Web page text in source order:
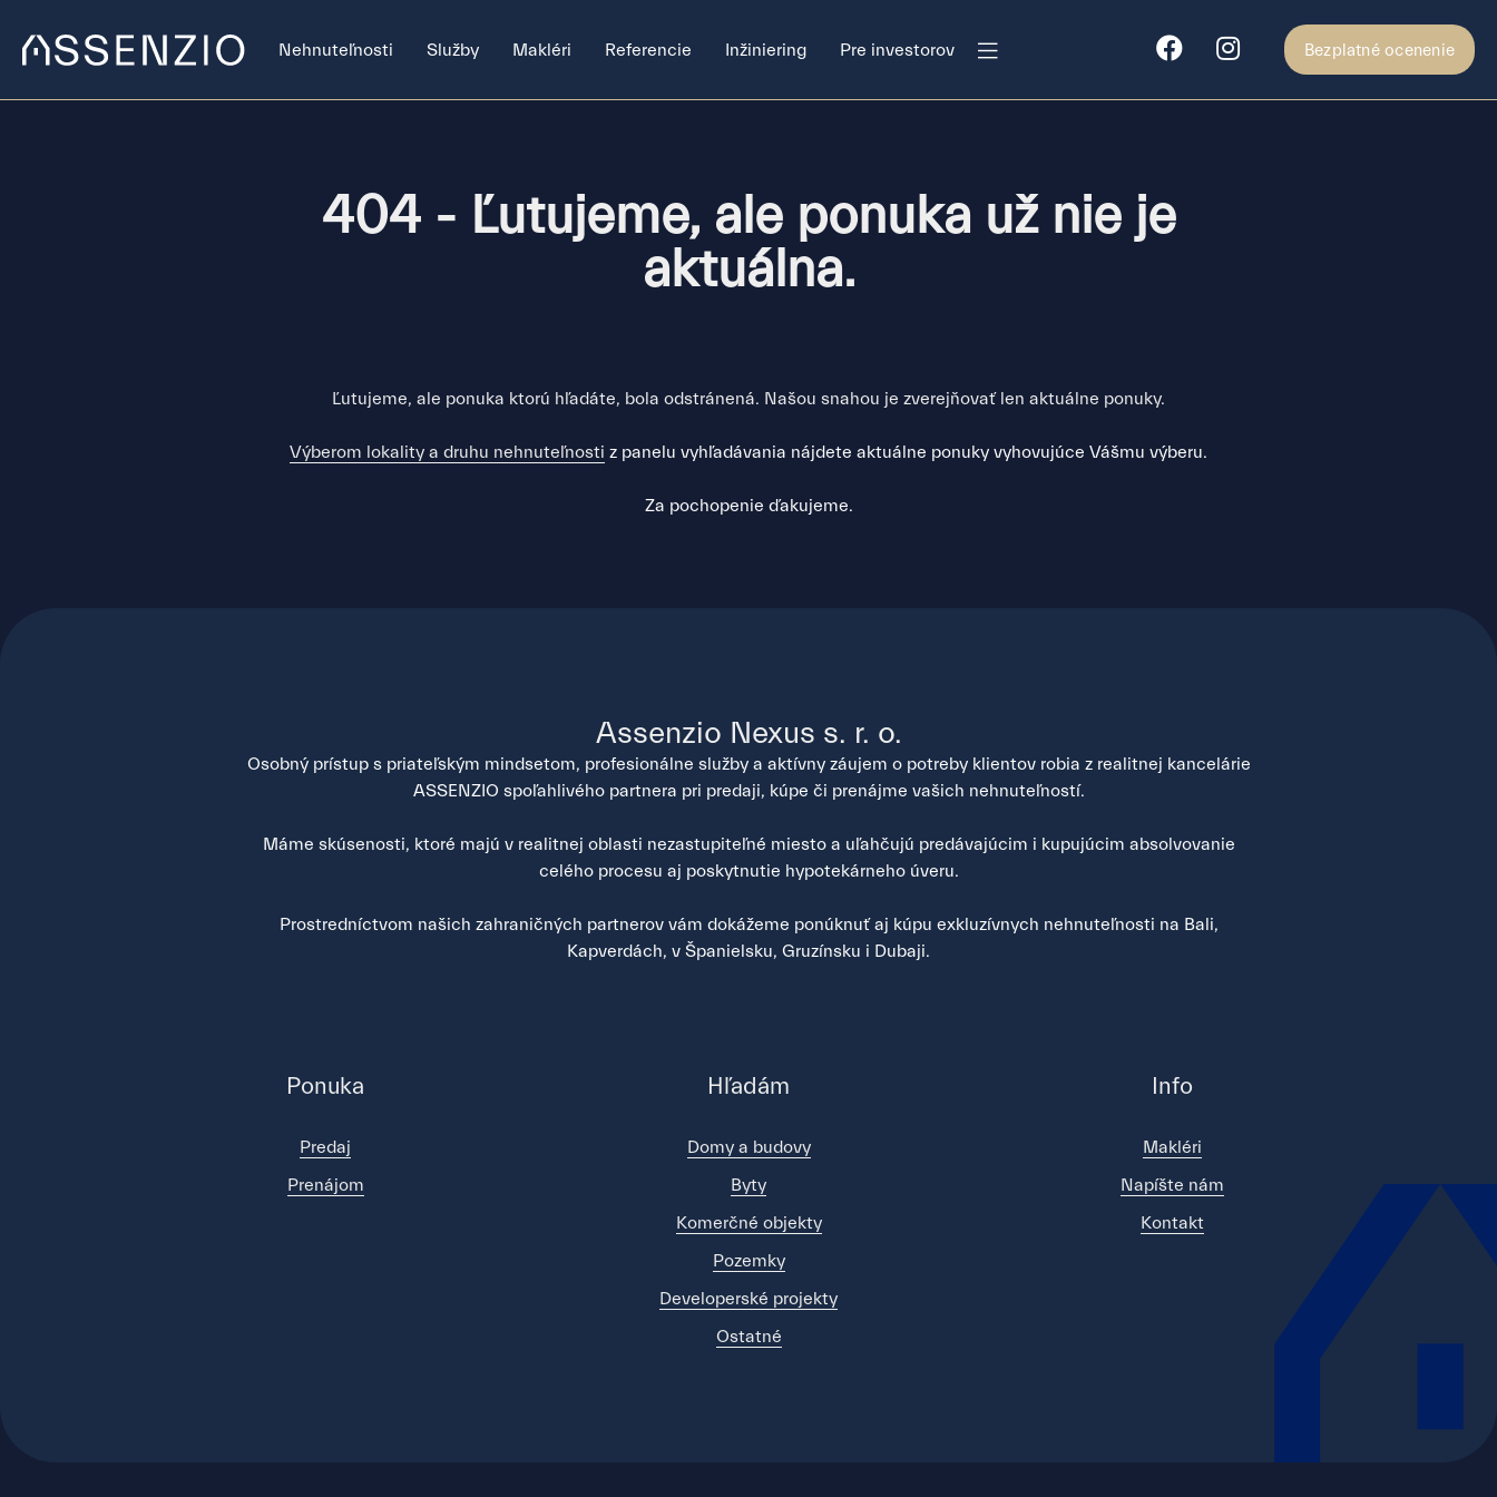
Nehnuteľnosti Služby Makléri Referencie Inžiniering Pre investorov Bezplatné ocenenie
404 - Ľutujeme, ale ponuka už nie je
aktuálna.
Ľutujeme, ale ponuka ktorú hľadáte, bola odstránená. Našou snahou je zverejňovať len aktuálne ponuky.
Výberom lokality a druhu nehnuteľnosti z panelu vyhľadávania nájdete aktuálne ponuky vyhovujúce Vášmu výberu.
Za pochopenie ďakujeme.
Assenzio Nexus s. r. o.
Osobný prístup s priateľským mindsetom, profesionálne služby a aktívny záujem o potreby klientov robia z realitnej kancelárie
ASSENZIO spoľahlivého partnera pri predaji, kúpe či prenájme vašich nehnuteľností.
Máme skúsenosti, ktoré majú v realitnej oblasti nezastupiteľné miesto a uľahčujú predávajúcim i kupujúcim absolvovanie
celého procesu aj poskytnutie hypotekárneho úveru.
Prostredníctvom našich zahraničných partnerov vám dokážeme ponúknuť aj kúpu exkluzívnych nehnuteľnosti na Bali,
Kapverdách, v Španielsku, Gruzínsku i Dubaji.
Ponuka
Predaj
Prenájom
Hľadám
Domy a budovy
Byty
Komerčné objekty
Pozemky
Developerské projekty
Ostatné
Info
Makléri
Napíšte nám
Kontakt